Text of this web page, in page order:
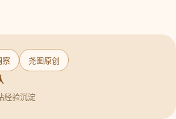
察 尧图原创
经验沉淀